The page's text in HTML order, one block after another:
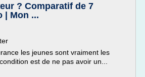
? Comparatif de 7
| Mon ...
les jeunes sont vraiment les
est de ne pas avoir un...